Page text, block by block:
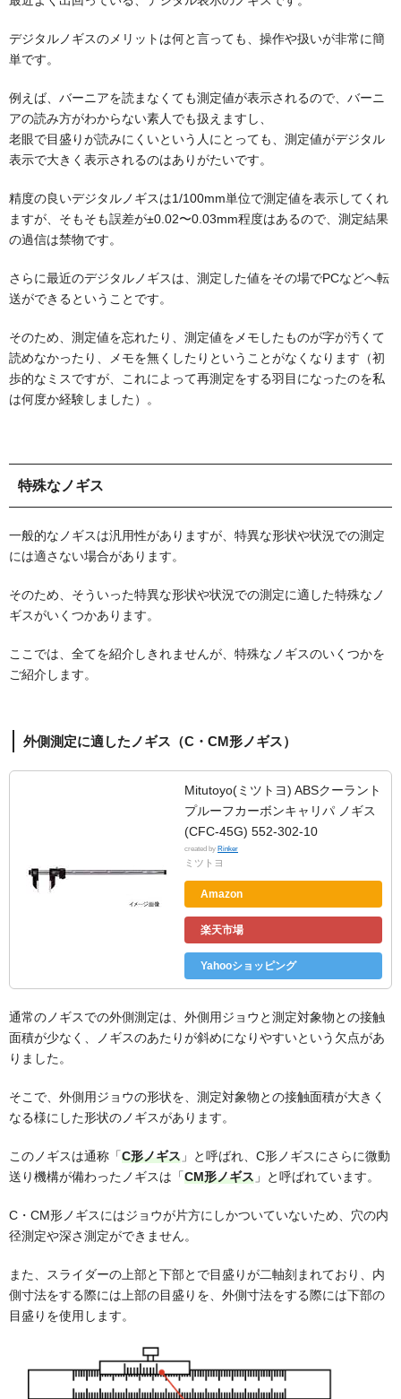
デジタルノギスのメリットは何と言っても、操作や扱いが非常に簡
単です。
例えば、バーニアを読まなくても測定値が表示されるので、バーニ
アの読み方がわからない素人でも扱えますし、
老眼で目盛りが読みにくいという人にとっても、測定値がデジタル
表示で大きく表示されるのはありがたいです。
精度の良いデジタルノギスは1/100mm単位で測定値を表示してくれ
ますが、そもそも誤差が±0.02〜0.03mm程度はあるので、測定結果
の過信は禁物です。
さらに最近のデジタルノギスは、測定した値をその場でPCなどへ転
送ができるということです。
そのため、測定値を忘れたり、測定値をメモしたものが字が汚くて
読めなかったり、メモを無くしたりということがなくなります（初
歩的なミスですが、これによって再測定をする羽目になったのを私
は何度か経験しました）。
特殊なノギス
一般的なノギスは汎用性がありますが、特異な形状や状況での測定
には適さない場合があります。
そのため、そういった特異な形状や状況での測定に適した特殊なノ
ギスがいくつかあります。
ここでは、全てを紹介しきれませんが、特殊なノギスのいくつかを
ご紹介します。
外側測定に適したノギス（C・CM形ノギス）
Mitutoyo(ミツトヨ) ABSクーラント
プルーフカーボンキャリパ ノギス
(CFC-45G) 552-302-10
created by Rinker
ミツトヨ
Amazon
楽天市場
Yahooショッピング
通常のノギスでの外側測定は、外側用ジョウと測定対象物との接触
面積が少なく、ノギスのあたりが斜めになりやすいという欠点があ
りました。
そこで、外側用ジョウの形状を、測定対象物との接触面積が大きく
なる様にした形状のノギスがあります。
このノギスは通称「C形ノギス 」と呼ばれ、C形ノギスにさらに微動
送り機構が備わったノギスは「CM形ノギス 」と呼ばれています。
C・CM形ノギスにはジョウが片方にしかついていないため、穴の内
径測定や深さ測定ができません。
また、スライダーの上部と下部とで目盛りが二軸刻まれており、内
側寸法をする際には上部の目盛りを、外側寸法をする際には下部の
目盛りを使用します。